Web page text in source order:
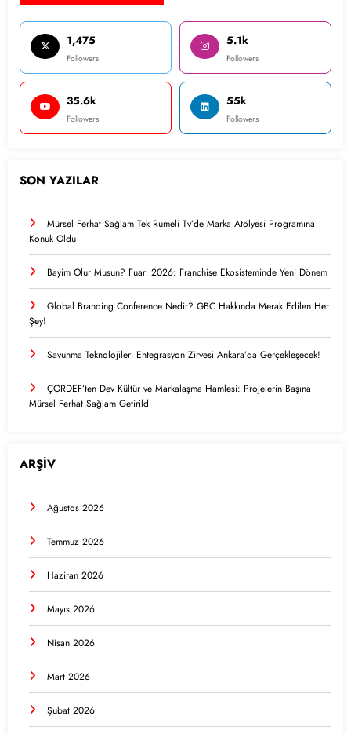
1,475
Followers
5.1k
Followers
35.6k
Followers
55k
Followers
SON YAZILAR
Mürsel Ferhat Sağlam Tek Rumeli Tv’de Marka Atölyesi Programına
Konuk Oldu
Bayim Olur Musun? Fuarı 2026: Franchise Ekosisteminde Yeni Dönem
Global Branding Conference Nedir? GBC Hakkında Merak Edilen Her
Şey!
Savunma Teknolojileri Entegrasyon Zirvesi Ankara’da Gerçekleşecek!
ÇORDEF’ten Dev Kültür ve Markalaşma Hamlesi: Projelerin Başına
Mürsel Ferhat Sağlam Getirildi
ARŞİV
Ağustos 2026
Temmuz 2026
Haziran 2026
Mayıs 2026
Nisan 2026
Mart 2026
Şubat 2026